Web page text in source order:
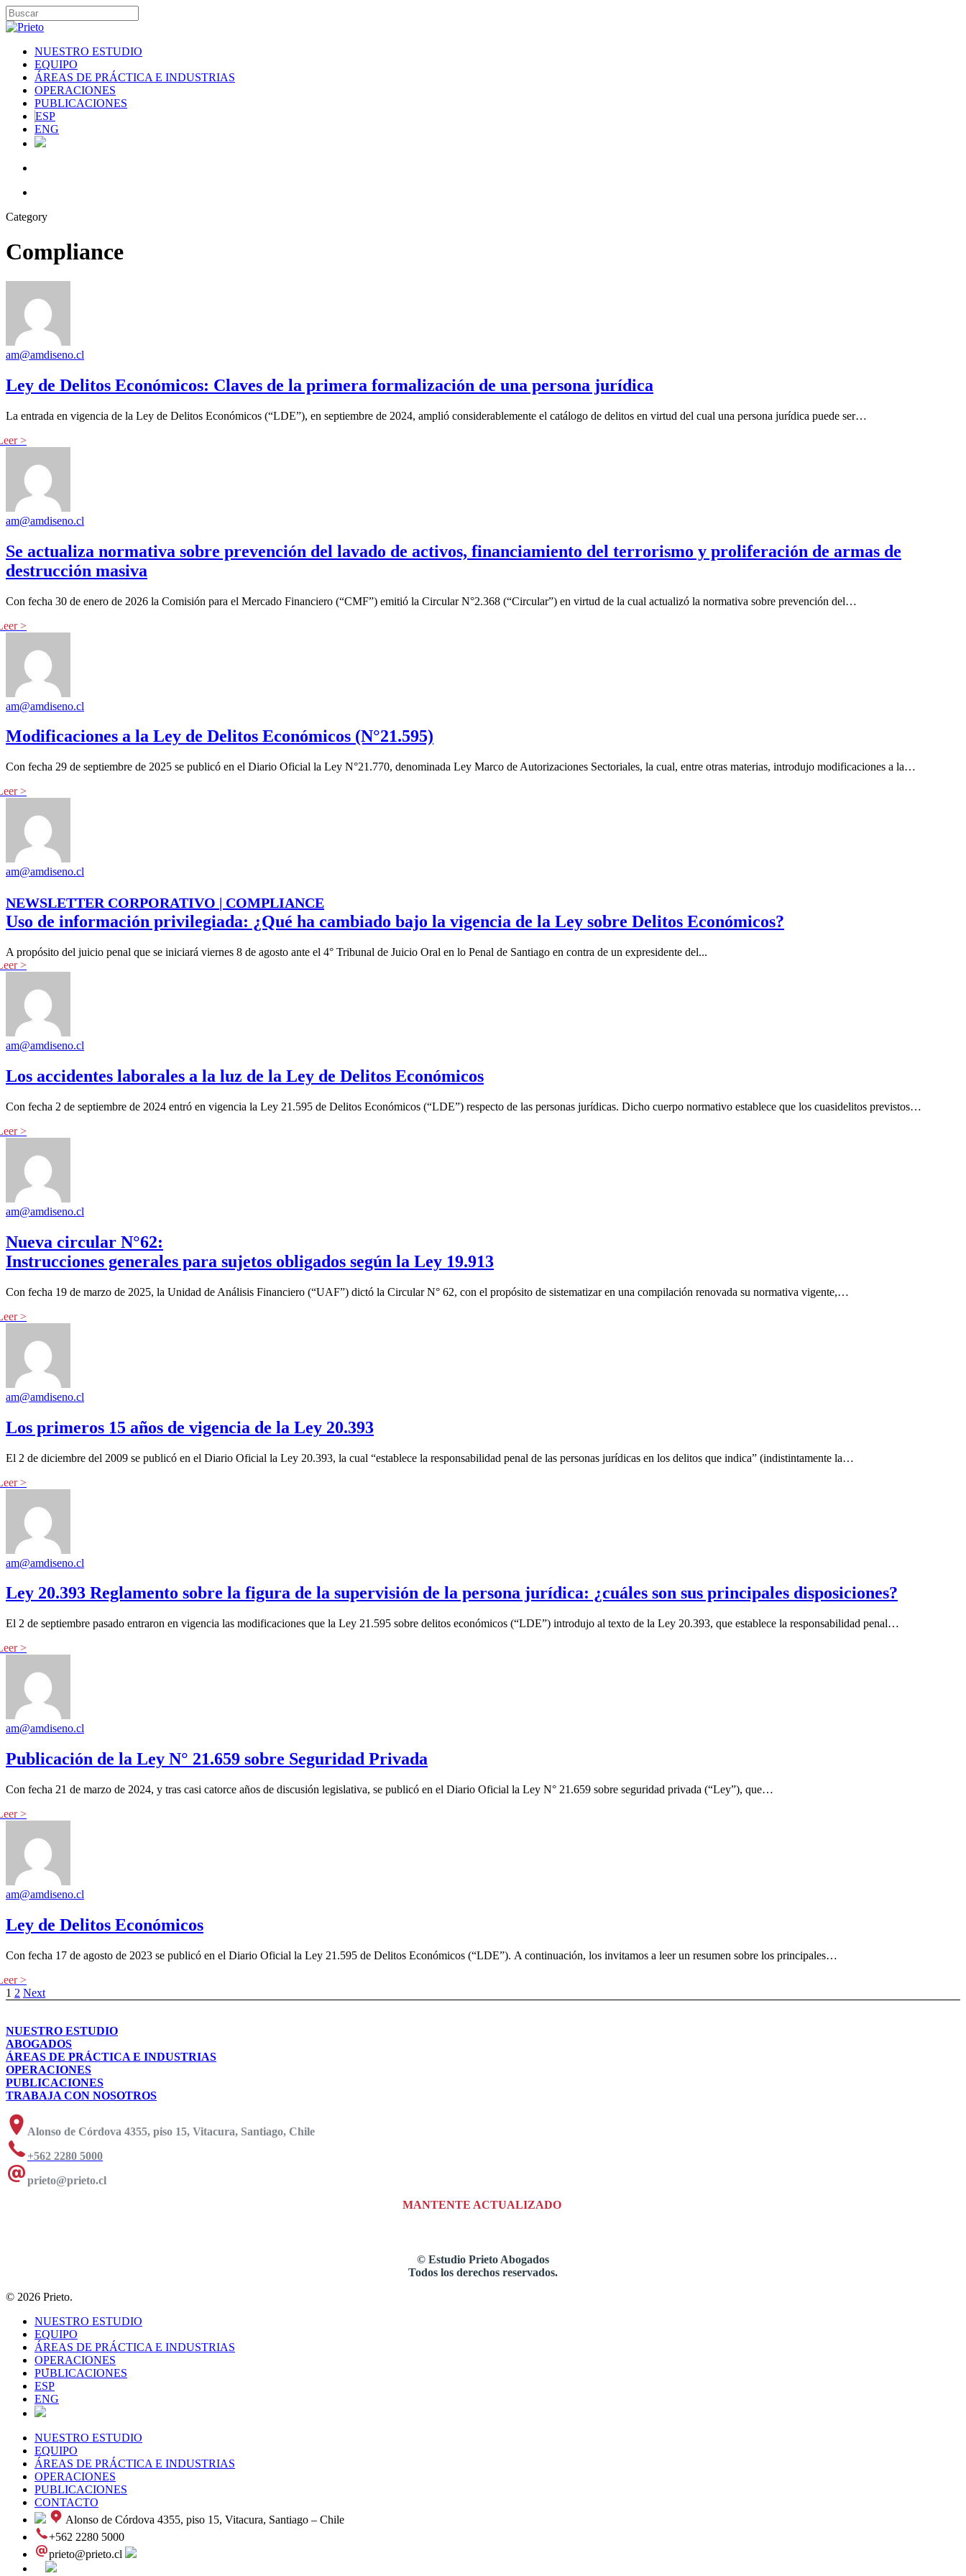
NUESTRO ESTUDIO
EQUIPO
ÁREAS DE PRÁCTICA E INDUSTRIAS
OPERACIONES
PUBLICACIONES
ESP
ENG
Category
Compliance
am@amdiseno.cl
Ley de Delitos Económicos: Claves de la primera formalización de una persona jurídica
La entrada en vigencia de la Ley de Delitos Económicos (“LDE”), en septiembre de 2024, amplió considerablemente el catálogo de delitos en virtud del cual una persona jurídica puede ser…
am@amdiseno.cl
Se actualiza normativa sobre prevención del lavado de activos, financiamiento del terrorismo y proliferación de armas de
destrucción masiva
Con fecha 30 de enero de 2026 la Comisión para el Mercado Financiero (“CMF”) emitió la Circular N°2.368 (“Circular”) en virtud de la cual actualizó la normativa sobre prevención del…
am@amdiseno.cl
Modificaciones a la Ley de Delitos Económicos (N°21.595)
Con fecha 29 de septiembre de 2025 se publicó en el Diario Oficial la Ley N°21.770, denominada Ley Marco de Autorizaciones Sectoriales, la cual, entre otras materias, introdujo modificaciones a la…
am@amdiseno.cl
NEWSLETTER CORPORATIVO | COMPLIANCE
Uso de información privilegiada: ¿Qué ha cambiado bajo la vigencia de la Ley sobre Delitos Económicos?
A propósito del juicio penal que se iniciará viernes 8 de agosto ante el 4° Tribunal de Juicio Oral en lo Penal de Santiago en contra de un expresidente del...
am@amdiseno.cl
Los accidentes laborales a la luz de la Ley de Delitos Económicos
Con fecha 2 de septiembre de 2024 entró en vigencia la Ley 21.595 de Delitos Económicos (“LDE”) respecto de las personas jurídicas. Dicho cuerpo normativo establece que los cuasidelitos previstos…
am@amdiseno.cl
Nueva circular N°62:
Instrucciones generales para sujetos obligados según la Ley 19.913
Con fecha 19 de marzo de 2025, la Unidad de Análisis Financiero (“UAF”) dictó la Circular N° 62, con el propósito de sistematizar en una compilación renovada su normativa vigente,…
am@amdiseno.cl
Los primeros 15 años de vigencia de la Ley 20.393
El 2 de diciembre del 2009 se publicó en el Diario Oficial la Ley 20.393, la cual “establece la responsabilidad penal de las personas jurídicas en los delitos que indica” (indistintamente la…
am@amdiseno.cl
Ley 20.393 Reglamento sobre la figura de la supervisión de la persona jurídica: ¿cuáles son sus principales disposiciones?
El 2 de septiembre pasado entraron en vigencia las modificaciones que la Ley 21.595 sobre delitos económicos (“LDE”) introdujo al texto de la Ley 20.393, que establece la responsabilidad penal…
am@amdiseno.cl
Publicación de la Ley N° 21.659 sobre Seguridad Privada
Con fecha 21 de marzo de 2024, y tras casi catorce años de discusión legislativa, se publicó en el Diario Oficial la Ley N° 21.659 sobre seguridad privada (“Ley”), que…
am@amdiseno.cl
Ley de Delitos Económicos
Con fecha 17 de agosto de 2023 se publicó en el Diario Oficial la Ley 21.595 de Delitos Económicos (“LDE”). A continuación, los invitamos a leer un resumen sobre los principales…
1 2 Next
NUESTRO ESTUDIO
ABOGADOS
ÁREAS DE PRÁCTICA E INDUSTRIAS
OPERACIONES
PUBLICACIONES
TRABAJA CON NOSOTROS
Alonso de Córdova 4355, piso 15, Vitacura, Santiago, Chile
+562 2280 5000
prieto@prieto.cl
MANTENTE ACTUALIZADO
© Estudio Prieto Abogados
Todos los derechos reservados.
© 2026 Prieto.
NUESTRO ESTUDIO
EQUIPO
ÁREAS DE PRÁCTICA E INDUSTRIAS
OPERACIONES
PUBLICACIONES
ESP
ENG
NUESTRO ESTUDIO
EQUIPO
ÁREAS DE PRÁCTICA E INDUSTRIAS
OPERACIONES
PUBLICACIONES
CONTACTO
Alonso de Córdova 4355, piso 15, Vitacura, Santiago – Chile
+562 2280 5000
prieto@prieto.cl